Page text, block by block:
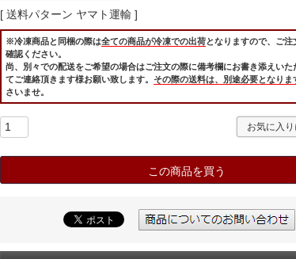
送料パターン ヤマト運輸
※冷凍商品と同梱の際は全ての商品が冷凍での出荷となりますので、ご
確認ください。
尚、別々での配送をご希望の場合はご注文の際に備考欄にお書き添えいた
てご連絡頂きます様お願い致します。 その際の送料は、別途必要となりま
さいませ。
お気に入
この商品を買う